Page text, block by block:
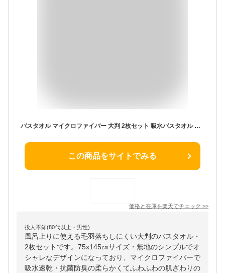
バスタオル マイクロファイバー 大判 2枚セット 吸水バスタオル 吸水速乾 ふわふわ 肌触り 大きめ ホテル仕様 厚手 薄手 やわらか ソフト 無地 高品質 肌触り抜群 抗菌防臭 75×145cm おしゃれ かわいい
この商品をサイトでみる
価格と在庫を楽天でチェック >>
投人不知(80代以上・男性)
風呂上りに使える毛羽落ちしにくい大判のバスタオル・
2枚セットです。75x145㎝サイズ・無地のシンプルでオ
シャレなデザインになっており、マイクロファイバーで
吸水速乾・抗菌防臭の柔らかくてふわふわの肌ざわりの